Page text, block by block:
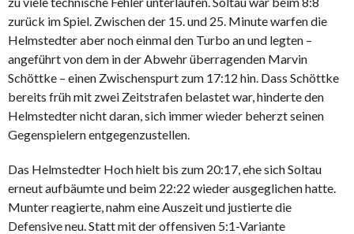
zurück im Spiel. Zwischen der 15. und 25. Minute warfen die
Helmstedter aber noch einmal den Turbo an und legten –
angeführt von dem in der Abwehr überragenden Marvin
Schöttke – einen Zwischenspurt zum 17:12 hin. Dass Schöttke
bereits früh mit zwei Zeitstrafen belastet war, hinderte den
Helmstedter nicht daran, sich immer wieder beherzt seinen
Gegenspielern entgegenzustellen.
Das Helmstedter Hoch hielt bis zum 20:17, ehe sich Soltau
erneut aufbäumte und beim 22:22 wieder ausgeglichen hatte.
Munter reagierte, nahm eine Auszeit und justierte die
Defensive neu. Statt mit der offensiven 5:1-Variante